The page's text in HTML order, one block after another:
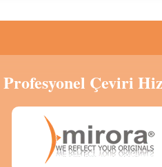
Profesyonel Çeviri